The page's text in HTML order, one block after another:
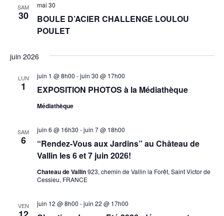
SAM
30
BOULE D’ACIER CHALLENGE LOULOU
POULET
mai 30
juin 2026
LUN
1 EXPOSITION PHOTOS à la Médiathèque
juin 1 @ 8h00 -juin 30 @ 17h00
Médiathèque
SAM
6
“Rendez-Vous aux Jardins” au Château de
Vallin les 6 et 7 juin 2026!
juin 6 @ 16h30 -juin 7 @ 18h00
Chateau de Vallin923, chemin de Vallin la Forêt, Saint Victor de
Cessieu, FRANCE
VEN juin 12 @ 8h00 -juin 22 @ 17h00